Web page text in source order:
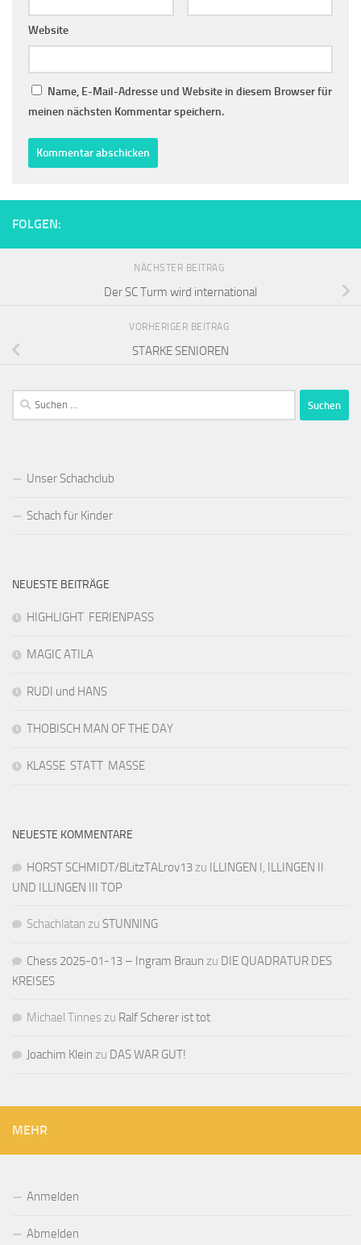
Website
Name, E-Mail-Adresse und Website in diesem Browser für
meinen nächsten Kommentar speichern.
FOLGEN:
NÄCHSTER BEITRAG
Der SC Turm wird international
VORHERIGER BEITRAG
STARKE SENIOREN
Suchen
nach:
Unser Schachclub
Schach für Kinder
NEUESTE BEITRÄGE
HIGHLIGHT FERIENPASS
MAGIC ATILA
RUDI und HANS
THOBISCH MAN OF THE DAY
KLASSE STATT MASSE
NEUESTE KOMMENTARE
HORST SCHMIDT/BLitzTALrov13zu ILLINGEN I, ILLINGEN II
UND ILLINGEN III TOP
Schachlatan zu STUNNING
Chess 2025-01-13 – Ingram Braun zu DIE QUADRATUR DES
KREISES
Michael Tinnes zu Ralf Scherer ist tot
Joachim Klein zu DAS WAR GUT!
MEHR
Anmelden
Abmelden